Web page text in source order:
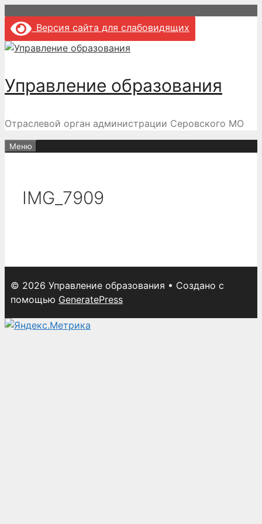
содержимому
Версия сайта для слабовидящих
Управление образования
Отраслевой орган администрации Серовского МО
Меню
IMG_7909
© 2026 Управление образования • Создано с
помощью GeneratePress